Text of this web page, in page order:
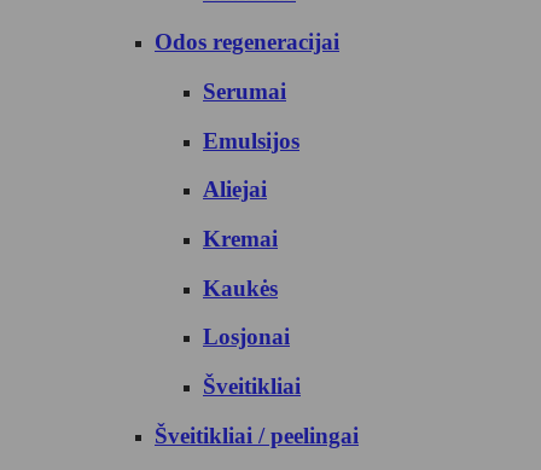
Odos regeneracijai
Serumai
Emulsijos
Aliejai
Kremai
Kaukės
Losjonai
Šveitikliai
Šveitikliai / peelingai